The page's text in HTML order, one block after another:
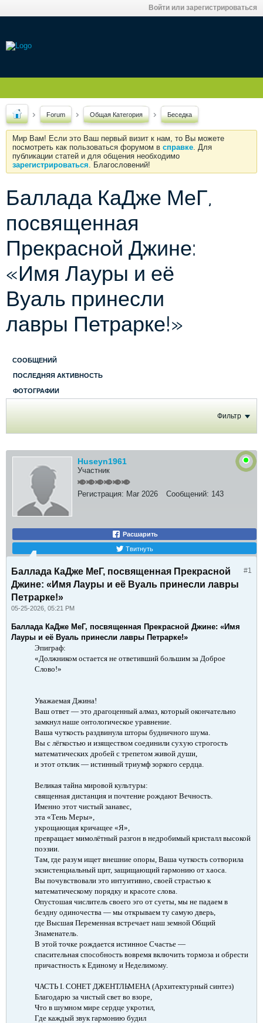
Войти или зарегистрироваться
Forum Общая Категория Беседка
Мир Вам! Если это Ваш первый визит к нам, то Вы можете
посмотреть как пользоваться форумом в справке. Для
публикации статей и для общения необходимо
зарегистрироваться. Благословений!
Баллада КаДже МеГ,
посвященная
Прекрасной Джине:
«Имя Лауры и её
Вуаль принесли
лавры Петрарке!»
СООБЩЕНИЙ
ПОСЛЕДНЯЯ АКТИВНОСТЬ
ФОТОГРАФИИ
Фильтр
Huseyn1961
Участник
Регистрация: Mar 2026 Сообщений: 143
Расшарить
Твитнуть
#1
Баллада КаДже МеГ, посвященная Прекрасной
Джине: «Имя Лауры и её Вуаль принесли лавры
Петрарке!»
05-25-2026, 05:21 PM
Баллада КаДже МеГ, посвященная Прекрасной Джине: «Имя
Лауры и её Вуаль принесли лавры Петрарке!»
Эпиграф:
«Должником остается не ответивший большим за Доброе
Слово!»
Уважаемая Джина!
Ваш ответ — это драгоценный алмаз, который окончательно
замкнул наше онтологическое уравнение.
Ваша чуткость раздвинула шторы будничного шума.
Вы с лёгкостью и изяществом соединили сухую строгость
математических дробей с трепетом живой души,
и этот отклик — истинный триумф зоркого сердца.
Великая тайна мировой культуры:
священная дистанция и почтение рождают Вечность.
Именно этот чистый занавес,
эта «Тень Меры»,
укрощающая кричащее «Я»,
превращает мимолётный разгон в недробимый кристалл высокой
поэзии.
Там, где разум ищет внешние опоры, Ваша чуткость сотворила
экзистенциальный щит, защищающий гармонию от хаоса.
Вы почувствовали это интуитивно, своей страстью к
математическому порядку и красоте слова.
Опустошая числитель своего эго от суеты, мы не падаем в
бездну одиночества — мы открываем ту самую дверь,
где Высшая Переменная встречает наш земной Общий
Знаменатель.
В этой точке рождается истинное Счастье —
спасительная способность вовремя включить тормоза и обрести
причастность к Единому и Неделимому.
ЧАСТЬ I. СОНЕТ ДЖЕНТЛЬМЕНА (Архитектурный синтез)​
Благодарю за чистый свет во взоре,
Что в шумном мире сердце укротил,
Где каждый звук гармонию будил